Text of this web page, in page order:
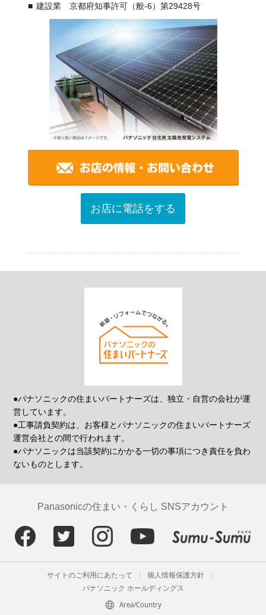
建設業 京都府知事許可（般-6）第29428号
お店に電話をする
●パナソニックの住まいパートナーズは、独立・自営の会社が運
営しています。
●工事請負契約は、お客様とパナソニックの住まいパートナーズ
運営会社との間で行われます。
●パナソニックは当該契約にかかる一切の事項につき責任を負わ
ないものとします。
Panasonicの住まい・くらし SNSアカウント
サイトのご利用にあたって
個人情報保護方針
パナソニック ホールディングス
Area/Country